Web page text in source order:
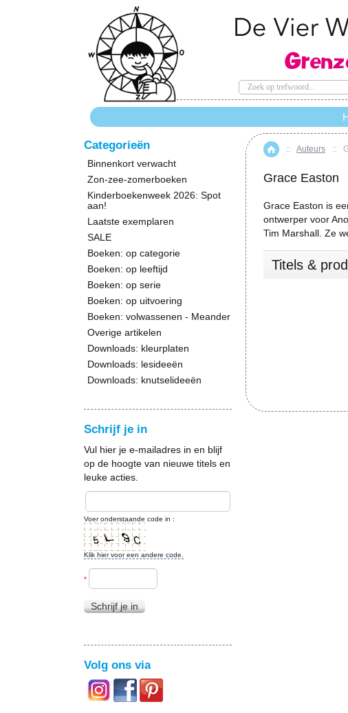
Home
:: Auteurs ::
Grace Easton
Grace Easton is
ontwerper voor
Tim Marshall. Ze
Titels &
Categorieën
Binnenkort verwacht
Zon-zee-zomerboeken
Kinderboekenweek 2026: Spot
aan!
Laatste exemplaren
SALE
Boeken: op categorie
Boeken: op leeftijd
Boeken: op serie
Boeken: op uitvoering
Boeken: volwassenen - Meander
Overige artikelen
Downloads: kleurplaten
Downloads: lesideeën
Downloads: knutselideeën
Schrijf je in
Vul hier je e-mailadres in en blijf
op de hoogte van nieuwe titels en
leuke acties.
Voer onderstaande code in :
Klik hier voor een andere code.
*
Schrijf je in
Volg ons via